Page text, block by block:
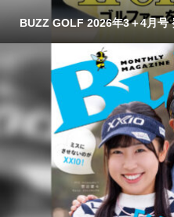
BUZZ GOLF 2026年3＋4月号